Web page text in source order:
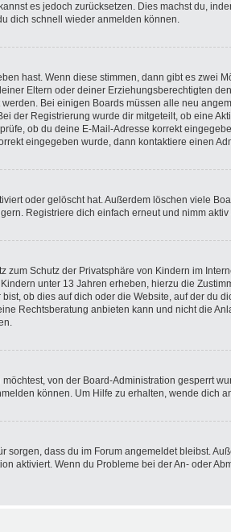
es jedoch zurücksetzen. Dies machst du,
dich schnell wieder anmelden können.
hast. Wenn diese stimmen, dann gibt es zwei
Eltern oder deiner Erziehungsberechtigten
Bei einigen Boards müssen alle neu
der Registrierung wurde dir mitgeteilt, ob eine
ob du deine E-Mail-Adresse korrekt
eingegeben wurde, dann kontaktiere einen
oder gelöscht hat. Außerdem löschen viele
Registriere dich einfach erneut und nimm
Schutz der Privatsphäre von Kindern im
unter 13 Jahren erheben, hierzu die
ob dies auf dich oder die Website, auf der du
Rechtsberatung anbieten kann und nicht die
von der Board-Administration gesperrt
können. Um Hilfe zu erhalten, wende dich
sorgen, dass du im Forum angemeldet bleibst.
aktiviert. Wenn du Probleme bei der An- oder